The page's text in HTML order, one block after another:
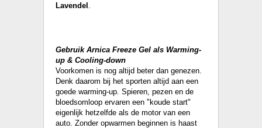
Lavendel .
Gebruik Arnica Freeze Gel als Warming-
up & Cooling-down
Voorkomen is nog altijd beter dan genezen.
Denk daarom bij het sporten altijd aan een
goede warming-up. Spieren, pezen en de
bloedsomloop ervaren een "koude start"
eigenlijk hetzelfde als de motor van een
auto. Zonder opwarmen beginnen is haast